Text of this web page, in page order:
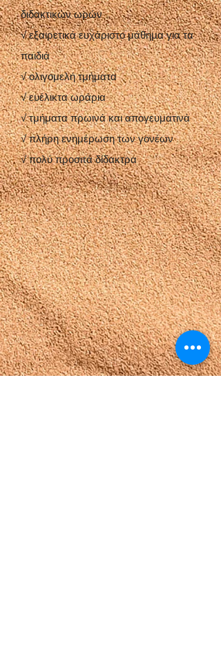
διδακτικών ωρών
√ εξαιρετικά ευχάριστο μάθημα για τα
παιδιά
√ ολιγομελή τμήματα
√ ευέλικτα ωράρια
√ τμήματα πρωινά και απογευματινά
√ πλήρη ενημέρωση των γονέων
√ πολύ προσιτά δίδακτρα